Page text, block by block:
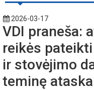
2026-03-17
VDI praneša:
reikės
ir stovėjimo
teminę